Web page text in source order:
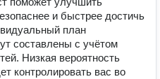
и быстрее достичь
план
составлены с учётом
Низкая вероятность
контролировать вас во